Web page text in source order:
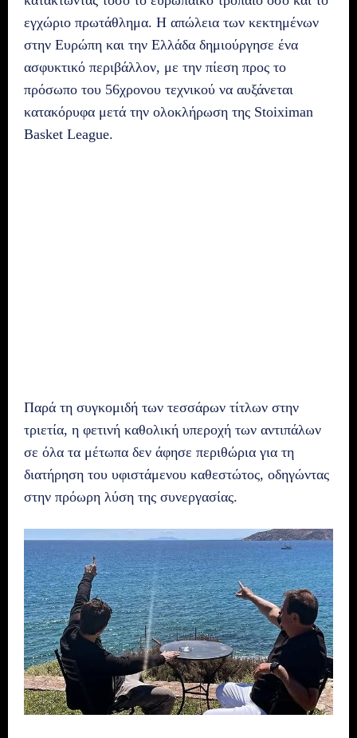
εγχώριο πρωτάθλημα. Η απώλεια των κεκτημένων
στην Ευρώπη και την Ελλάδα δημιούργησε ένα
ασφυκτικό περιβάλλον, με την πίεση προς το
πρόσωπο του 56χρονου τεχνικού να αυξάνεται
κατακόρυφα μετά την ολοκλήρωση της Stoiximan
Basket League.
Παρά τη συγκομιδή των τεσσάρων τίτλων στην
τριετία, η φετινή καθολική υπεροχή των αντιπάλων
σε όλα τα μέτωπα δεν άφησε περιθώρια για τη
διατήρηση του υφιστάμενου καθεστώτος, οδηγώντας
στην πρόωρη λύση της συνεργασίας.